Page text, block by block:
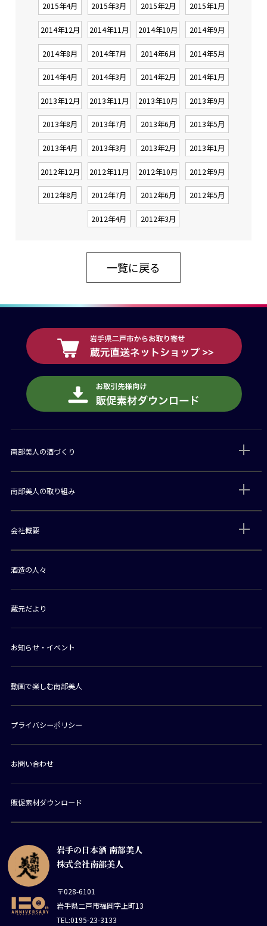
2015年4月 2015年3月 2015年2月 2015年1月
2014年12月 2014年11月 2014年10月 2014年9月
2014年8月 2014年7月 2014年6月 2014年5月
2014年4月 2014年3月 2014年2月 2014年1月
2013年12月 2013年11月 2013年10月 2013年9月
2013年8月 2013年7月 2013年6月 2013年5月
2013年4月 2013年3月 2013年2月 2013年1月
2012年12月 2012年11月 2012年10月 2012年9月
2012年8月 2012年7月 2012年6月 2012年5月
2012年4月 2012年3月
一覧に戻る
岩手の日本酒 南部美人
株式会社南部美人
〒028-6101
岩手県二戸市福岡字上町13
TEL:0195-23-3133
南部美人の酒づくり
南部美人の取り組み
会社概要
酒造の人々
蔵元だより
お知らせ・イベント
動画で楽しむ南部美人
プライバシーポリシー
お問い合わせ
販促素材ダウンロード